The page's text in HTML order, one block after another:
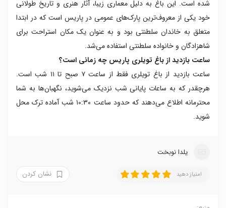
شده است. این باغ به دلیل معماری زیبا، آثار هنری و تاریخ طولانی
خود یکی از معروف‌ترین پارک‌های عمومی در پاریس است که در ابتدا
متعلق به خاندان سلطنتی بود و به عنوان یک مکان استراحت برای
شاهزادگان و خانواده سلطنتی استفاده می‌شد.
ساعت بازدید از باغ تویلری پاریس چه زمانی است؟
ساعت بازدید از باغ تویلری فقط از ساعت ۷ صبح تا ۱۱ شب است.
هرچقدر که به ساعات پایانی شب نزدیک می‌شوید، نگهبان‌ها به شما
محترمانه اطلاع می‌دهند که حدود ساعت ۱۰:۳۰ شب آماده ترک محل
شوید.
یلدا نوبخت
امتیاز دهید نشان کردن